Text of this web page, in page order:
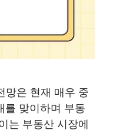
망은 현재 매우 중
를 맞이하며 부동
는 부동산 시장에